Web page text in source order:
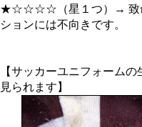
★☆☆☆☆（星１つ）→ 致命
ションには不向きです。
【サッカーユニフォーム
見られます】